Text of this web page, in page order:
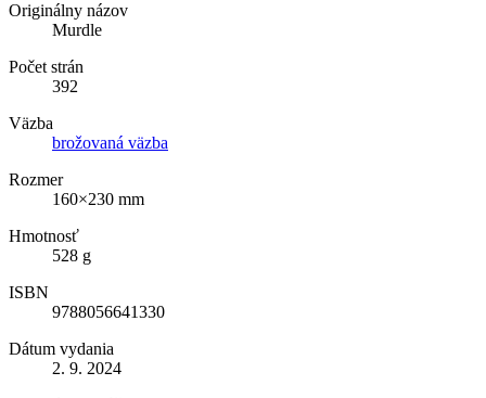
Originálny názov
Murdle
Počet strán
392
Väzba
brožovaná väzba
Rozmer
160×230 mm
Hmotnosť
528 g
ISBN
9788056641330
Dátum vydania
2. 9. 2024